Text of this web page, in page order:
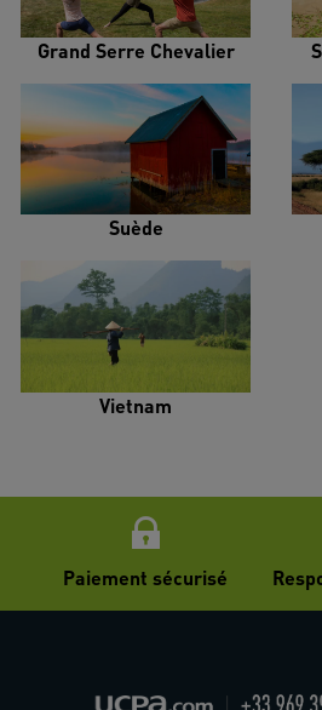
Grand Serre Chevalier
Suède
Vietnam
Paiement sécurisé